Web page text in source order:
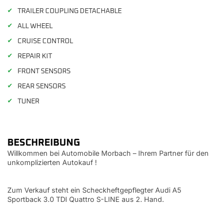
✔ TRAILER COUPLING DETACHABLE
✔ ALL WHEEL
✔ CRUISE CONTROL
✔ REPAIR KIT
✔ FRONT SENSORS
✔ REAR SENSORS
✔ TUNER
BESCHREIBUNG
Willkommen bei Automobile Morbach – Ihrem Partner für den
unkomplizierten Autokauf !
Zum Verkauf steht ein Scheckheftgepflegter Audi A5
Sportback 3.0 TDI Quattro S-LINE aus 2. Hand.